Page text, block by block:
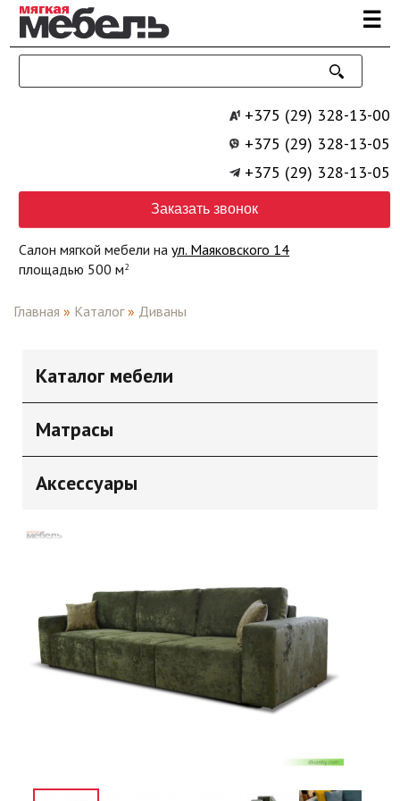
Перейти к основному содержанию ☰
+375 (29) 328-13-00
+375 (29) 328-13-05
+375 (29) 328-13-05
Заказать звонок
Салон мягкой мебели наул. Маяковского 14
площадью 500 м2
Главная » Каталог » Диваны
Каталог мебели
Матрасы
Аксессуары